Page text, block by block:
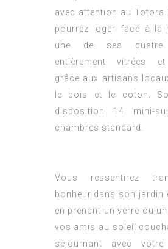
avec attention au Totora
pourrez loger face à la
une de ses quatre
entièrement vitrées et
grâce aux artisans
le bois et le coton.
disposition 14 mini-
chambres standard.
Vous ressentirez
bonheur dans son jardin
en prenant un verre ou
vos amis au soleil
séjournant avec votre